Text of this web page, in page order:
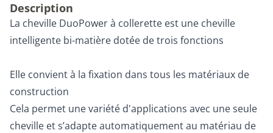
Description
La cheville DuoPower à collerette est une cheville
intelligente bi-matière dotée de trois fonctions
Elle convient à la fixation dans tous les matériaux de
construction
Cela permet une variété d'applications avec une seule
cheville et s’adapte automatiquement au matériau de